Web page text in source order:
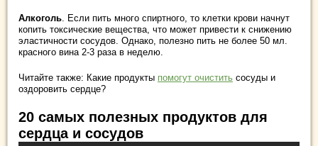
Алкоголь. Если пить много спиртного, то клетки крови начнут
копить токсические вещества, что может привести к снижению
эластичности сосудов. Однако, полезно пить не более 50 мл.
красного вина 2-3 раза в неделю.
Читайте также: Какие продукты помогут очистить сосуды и
оздоровить сердце?
20 самых полезных продуктов для
сердца и сосудов